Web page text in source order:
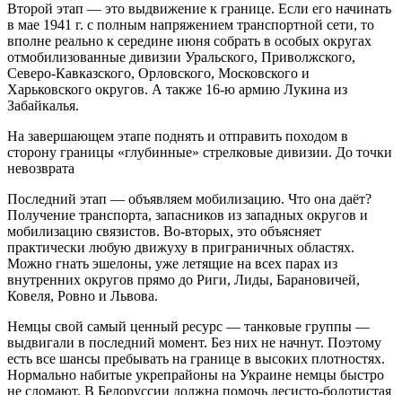
Второй этап — это выдвижение к границе. Если его начинать
в мае 1941 г. с полным напряжением транспортной сети, то
вполне реально к середине июня собрать в особых округах
отмобилизованные дивизии Уральского, Приволжского,
Северо-Кавказского, Орловского, Московского и
Харьковского округов. А также 16-ю армию Лукина из
Забайкалья.
На завершающем этапе поднять и отправить походом в
сторону границы «глубинные» стрелковые дивизии. До точки
невозврата
Последний этап — объявляем мобилизацию. Что она даёт?
Получение транспорта, запасников из западных округов и
мобилизацию связистов. Во-вторых, это объясняет
практически любую движуху в приграничных областях.
Можно гнать эшелоны, уже летящие на всех парах из
внутренних округов прямо до Риги, Лиды, Барановичей,
Ковеля, Ровно и Львова.
Немцы свой самый ценный ресурс — танковые группы —
выдвигали в последний момент. Без них не начнут. Поэтому
есть все шансы пребывать на границе в высоких плотностях.
Нормально набитые укрепрайоны на Украине немцы быстро
не сломают. В Белоруссии должна помочь лесисто-болотистая